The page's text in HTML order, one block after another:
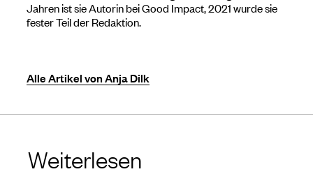
Jahren ist sie Autorin bei Good Impact, 2021 wurde sie
fester Teil der Redaktion.
Alle Artikel von Anja Dilk
Weiterlesen